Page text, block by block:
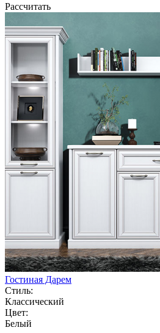
Рассчитать
Гостиная Дарем
Стиль:
Классический
Цвет:
Белый